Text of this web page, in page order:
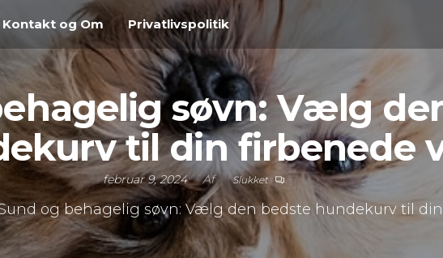
Kontakt og Om Privatlivspolitik
søvn: Vælg
til din firbenede
februar 9, 2024 Af Slukket
og behagelig søvn: Vælg den bedste hundekurv til